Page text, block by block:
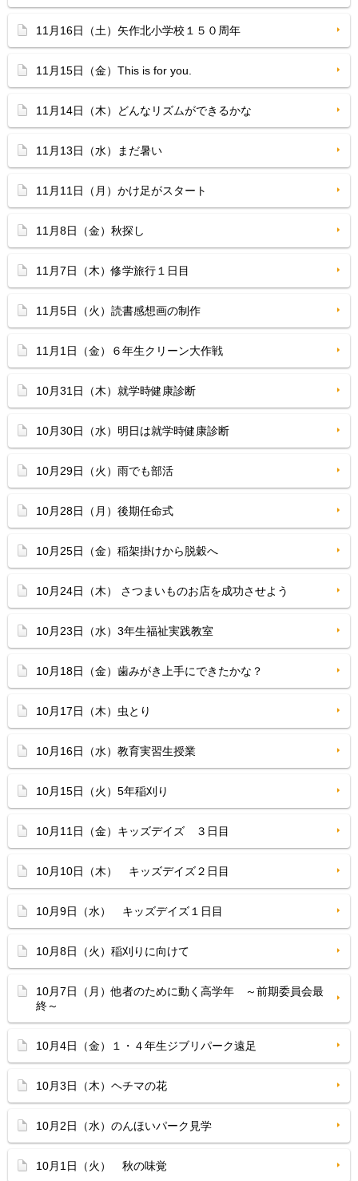
11月16日（土）矢作北小学校１５０周年
11月15日（金）This is for you.
11月14日（木）どんなリズムができるかな
11月13日（水）まだ暑い
11月11日（月）かけ足がスタート
11月8日（金）秋探し
11月7日（木）修学旅行１日目
11月5日（火）読書感想画の制作
11月1日（金）６年生クリーン大作戦
10月31日（木）就学時健康診断
10月30日（水）明日は就学時健康診断
10月29日（火）雨でも部活
10月28日（月）後期任命式
10月25日（金）稲架掛けから脱穀へ
10月24日（木） さつまいものお店を成功させよう
10月23日（水）3年生福祉実践教室
10月18日（金）歯みがき上手にできたかな？
10月17日（木）虫とり
10月16日（水）教育実習生授業
10月15日（火）5年稲刈り
10月11日（金）キッズデイズ ３日目
10月10日（木） キッズデイズ２日目
10月9日（水） キッズデイズ１日目
10月8日（火）稲刈りに向けて
10月7日（月）他者のために動く高学年 ～前期委員会最
終～
10月4日（金）１・４年生ジブリパーク遠足
10月3日（木）ヘチマの花
10月2日（水）のんほいパーク見学
10月1日（火） 秋の味覚